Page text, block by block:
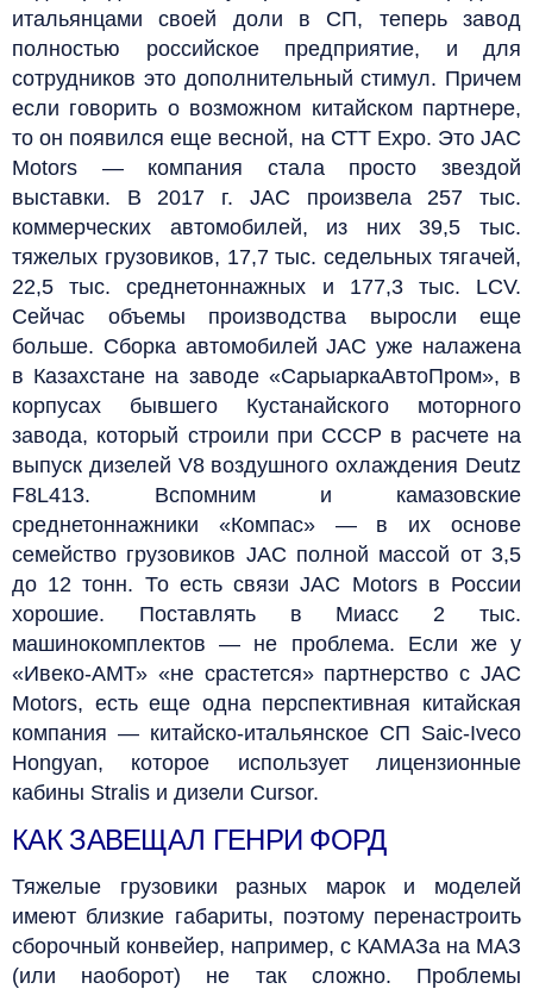
итальянцами своей доли в СП, теперь завод
полностью российское предприятие, и для
сотрудников это дополнительный стимул. Причем
если говорить о возможном китайском партнере,
то он появился еще весной, на СТТ Expo. Это JAC
Motors — компания стала просто звездой
выставки. В 2017 г. JAC произвела 257 тыс.
коммерческих автомобилей, из них 39,5 тыс.
тяжелых грузовиков, 17,7 тыс. седельных тягачей,
22,5 тыс. среднетоннажных и 177,3 тыс. LCV.
Сейчас объемы производства выросли еще
больше. Сборка автомобилей JAC уже налажена
в Казахстане на заводе «СарыаркаАвтоПром», в
корпусах бывшего Кустанайского моторного
завода, который строили при СССР в расчете на
выпуск дизелей V8 воздушного охлаждения Deutz
F8L413. Вспомним и камазовские
среднетоннажники «Компас» — в их основе
семейство грузовиков JAC полной массой от 3,5
до 12 тонн. То есть связи JAC Motors в России
хорошие. Поставлять в Миасс 2 тыс.
машинокомплектов — не проблема. Если же у
«Ивеко-АМТ» «не срастется» партнерство с JAC
Motors, есть еще одна перспективная китайская
компания — китайско-итальянское СП Saic-Iveco
Hongyan, которое использует лицензионные
кабины Stralis и дизели Cursor.
КАК ЗАВЕЩАЛ ГЕНРИ ФОРД
Тяжелые грузовики разных марок и моделей
имеют близкие габариты, поэтому перенастроить
сборочный конвейер, например, с КАМАЗа на МАЗ
(или наоборот) не так сложно. Проблемы